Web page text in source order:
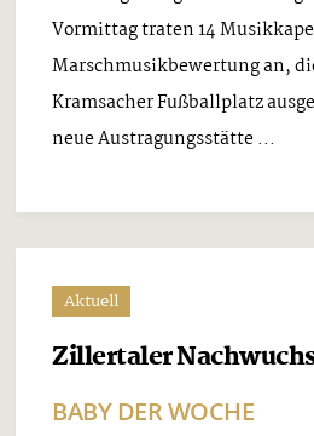
Vormittag traten 14
Marschmusikbewertung an,
Kramsacher Fußballplatz
neue Austragungsstätte ...
Aktuell
Zillertaler
BABY DER WOCHE